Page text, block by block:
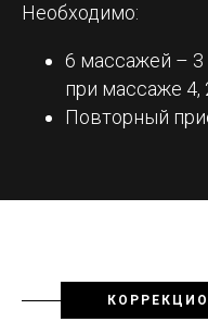
Необходимо:
6 массажей – 3
при массаже 4,
Повторный